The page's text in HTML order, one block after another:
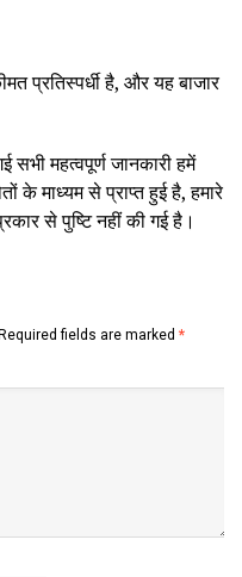
प्रतिस्पर्धी है, और यह बाजार
सभी महत्वपूर्ण जानकारी हमें
के माध्यम से प्राप्त हुई है, हमारे
से पुष्टि नहीं की गई है।
fields are marked *